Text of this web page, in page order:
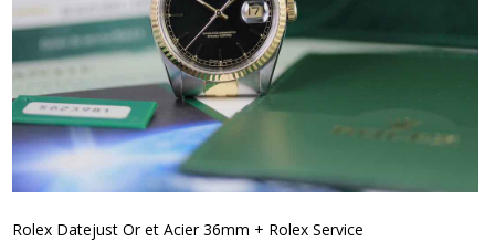
Rolex Datejust Or et Acier 36mm + Rolex Service